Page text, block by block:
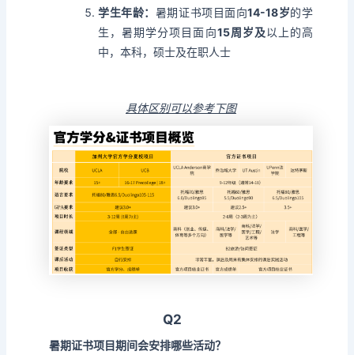
学生年龄： 暑期证书项目面向14-18岁的学
生，暑期学分项目面向15周岁及以上的高
中，本科，硕士及在职人士
具体区别可以参考下图
Q2
暑期证书项目期间会安排哪些活动？